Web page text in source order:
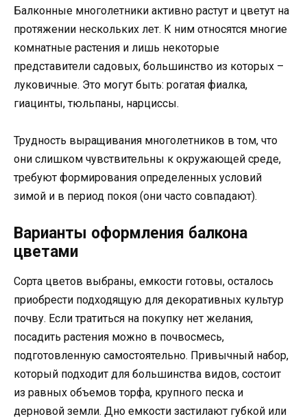
Балконные многолетники активно растут и цветут на
протяжении нескольких лет. К ним относятся многие
комнатные растения и лишь некоторые
представители садовых, большинство из которых –
луковичные. Это могут быть: рогатая фиалка,
гиацинты, тюльпаны, нарциссы.
Трудность выращивания многолетников в том, что
они слишком чувствительны к окружающей среде,
требуют формирования определенных условий
зимой и в период покоя (они часто совпадают).
Варианты оформления балкона
цветами
Сорта цветов выбраны, емкости готовы, осталось
приобрести подходящую для декоративных культур
почву. Если тратиться на покупку нет желания,
посадить растения можно в почвосмесь,
подготовленную самостоятельно. Привычный набор,
который подходит для большинства видов, состоит
из равных объемов торфа, крупного песка и
дерновой земли. Дно емкости застилают губкой или